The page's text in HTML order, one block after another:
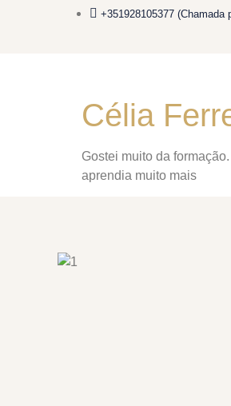
+351928105377 (Chamada
Célia
Gostei muito da
aprendia muito mais